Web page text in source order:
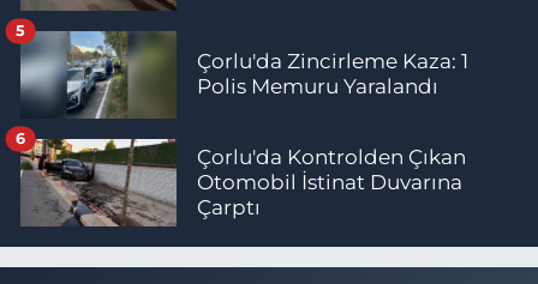
Çorlu'da Zincirleme Kaza: 1
Polis Memuru Yaralandı
5
Çorlu'da Kontrolden Çıkan
Otomobil İstinat Duvarına
Çarptı
6